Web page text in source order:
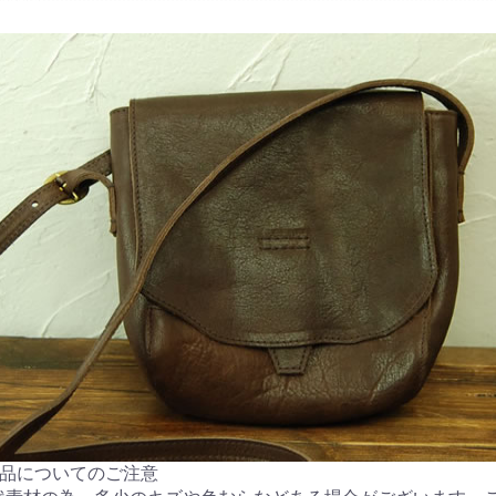
についてのご注意